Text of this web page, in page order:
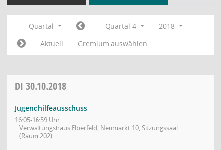
Quartal Quartal 4
2018
Aktuell
Gremium auswählen
DI 30.10.2018
Jugendhilfeausschuss
16:05-16:59 Uhr
Verwaltungshaus Elberfeld, Neumarkt 10, Sitzungssaal
(Raum 202)